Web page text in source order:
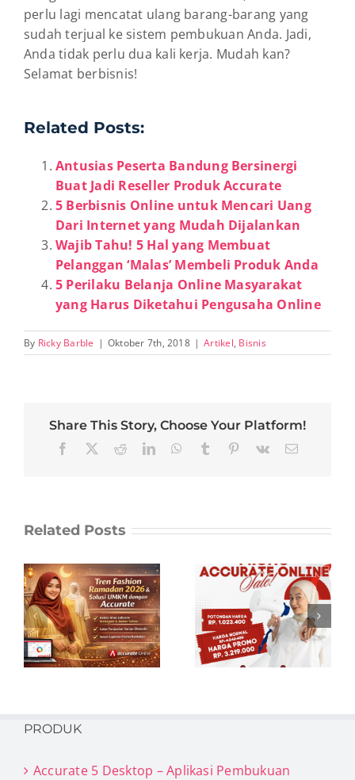
perlu lagi mencatat ulang barang-barang yang
sudah terjual ke sistem pembukuan Anda. Jadi,
Anda tidak perlu dua kali kerja. Mudah kan?
Selamat berbisnis!
Related Posts:
Antusias Peserta Bandung Bersinergi
Buat Jadi Reseller Produk Accurate
5 Berbisnis Online untuk Mencari Uang
Dari Internet yang Mudah Dijalankan
Wajib Tahu! 5 Hal yang Membuat
Pelanggan ‘Malas’ Membeli Produk Anda
5 Perilaku Belanja Online Masyarakat
yang Harus Diketahui Pengusaha Online
By Ricky Barble | Oktober 7th, 2018 | Artikel, Bisnis
Share This Story, Choose Your Platform!
Facebook RedditLinkedInWhatsApp
Tumblr Pinterest
Vk Email
Related Posts
Beli Promo
Accurate Online
Resmi &
Terpercaya di
aplikasipembukuan.id
PRODUK
Accurate 5 Desktop – Aplikasi Pembukuan